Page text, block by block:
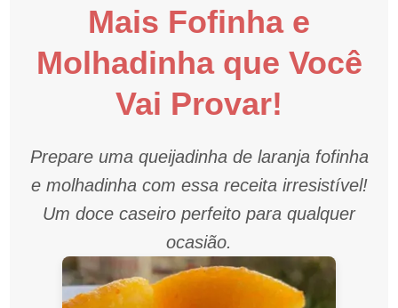
Mais Fofinha e
Molhadinha que Você
Vai Provar!
Prepare uma queijadinha de laranja fofinha
e molhadinha com essa receita irresistível!
Um doce caseiro perfeito para qualquer
ocasião.